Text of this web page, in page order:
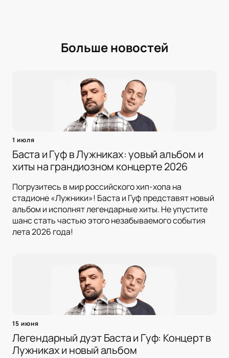
Больше новостей
1 июля
Баста и Гуф в Лужниках: yовый альбом и
хиты на грандиозном концерте 2026
Погрузитесь в мир российского хип-хопа на
стадионе «Лужники»! Баста и Гуф представят новый
альбом и исполнят легендарные хиты. Не упустите
шанс стать частью этого незабываемого события
лета 2026 года!
15 июня
Легендарный дуэт Баста и Гуф: Концерт в
Лужниках и новый альбом